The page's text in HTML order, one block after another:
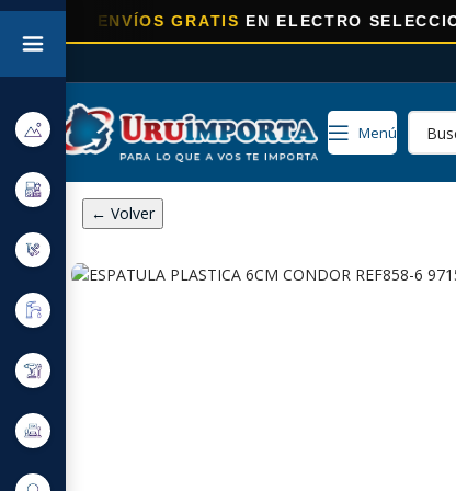
ENVÍOS GRATISEN ELECTRO SELECCIONADOS!
Menú
← Volver